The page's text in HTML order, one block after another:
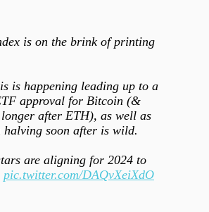
is on the brink of printing
is happening leading up to a
approval for Bitcoin (&
after ETH), as well as
halving soon after is wild.
are aligning for 2024 to
pic.twitter.com/DAQvXeiXdO